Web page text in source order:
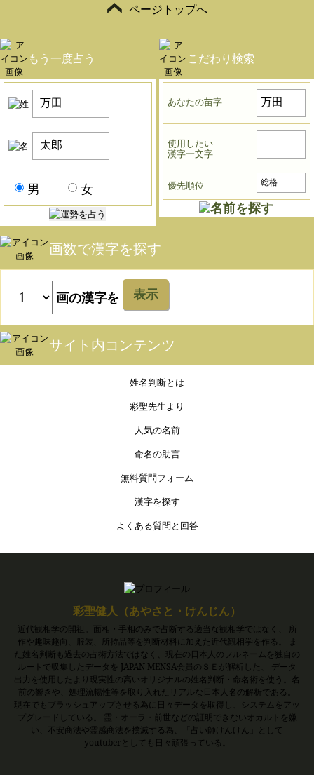
ページトップへ
もう一度占う
男 女
こだわり検索
あなたの苗字
使用したい
漢字一文字
優先順位
画数で漢字を探す
画の漢字を 表示
サイト内コンテンツ
姓名判断とは
彩聖先生より
人気の名前
命名の助言
無料質問フォーム
漢字を探す
よくある質問と回答
彩聖健人（あやさと・けんじん）
近代観相学の開祖。面相・手相のみで占断する適当な観相学ではなく、 所
作や趣味趣向、服装、所持品等を判断材料に加えた近代観相学を作る。 ま
た姓名判断も過去の占術方法ではなく、現在の日本人のフルネームを独自の
ルートで収集したデータを JAPAN MENSA会員のＳＥが解析した、 データ
出力を使用したより現実性の高いオリジナルの姓名判断・命名術を使う。名
前の響きや、処理流暢性等を取り入れたリアルな日本人名の解析である。
現在でもブラッシュアップさせる為に日々データを取得し、システムをアッ
プグレードしている。 霊・オーラ・前世などの証明できないオカルトを嫌
い、不安商法や霊感商法を撲滅する為、「占い師けんけん」として
youtuberとしても日々頑張っている。